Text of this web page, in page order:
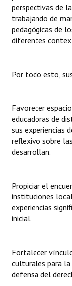
perspectivas de
trabajando de
pedagógicas de
diferentes
Por todo esto,
Favorecer
educadoras de
sus experiencias
reflexivo sobre
desarrollan.
Propiciar el
instituciones
experiencias
inicial.
Fortalecer
culturales para la
defensa del